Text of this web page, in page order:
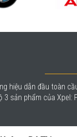
hiệu dẫn đầu toàn
3 sản phẩm của Xpel: